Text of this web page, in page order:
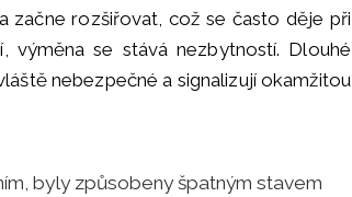
začne rozšiřovat, což se často děje při
výměna se stává nezbytností. Dlouhé
nebezpečné a signalizují okamžitou
byly způsobeny špatným stavem